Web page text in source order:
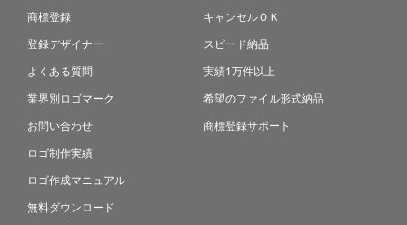
商標登録
登録デザイナー
よくある質問
業界別ロゴマーク
お問い合わせ
ロゴ制作実績
ロゴ作成マニュアル
無料ダウンロード
キャンセルＯＫ
スピード納品
実績1万件以上
希望のファイル形式納品
商標登録サポート